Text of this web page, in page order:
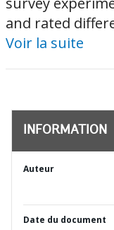
and rated
Voir la suite
INFORMATION
Auteur
Date du document